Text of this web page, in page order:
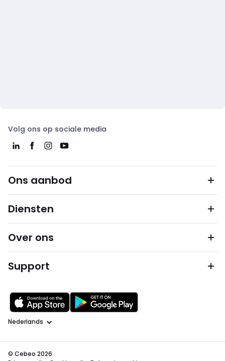
Volg ons op sociale media
Ons aanbod
Diensten
Over ons
Support
Taal
© Cebeo 2026